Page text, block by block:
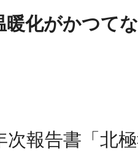
化がかつて
報告書「北